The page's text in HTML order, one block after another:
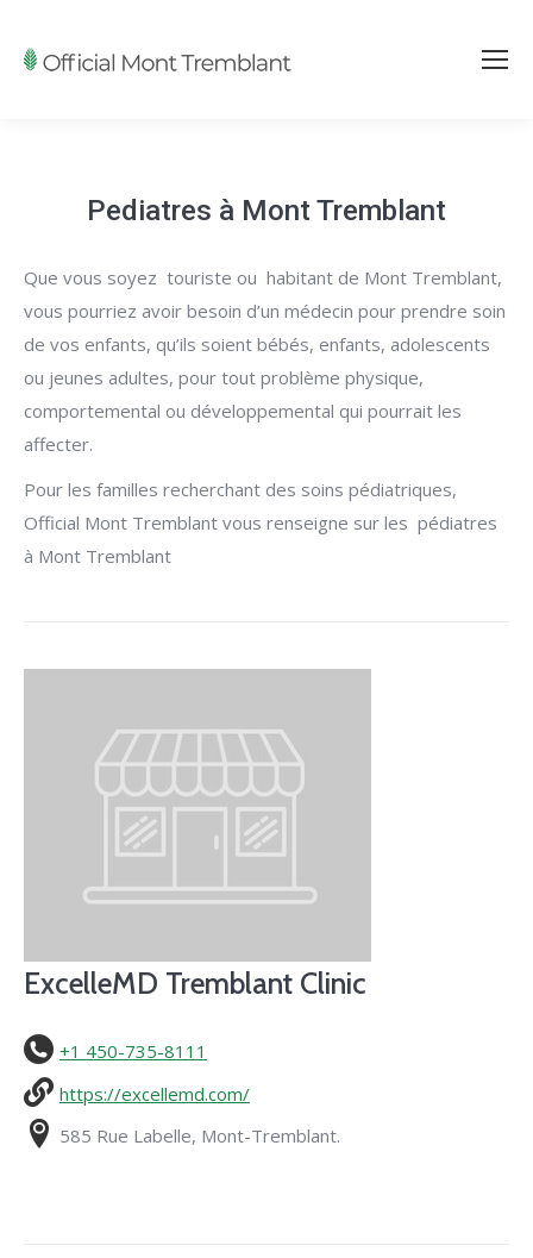
Pediatres à Mont Tremblant
Que vous soyez touriste ou habitant de Mont Tremblant,
vous pourriez avoir besoin d’un médecin pour prendre soin
de vos enfants, qu’ils soient bébés, enfants, adolescents
ou jeunes adultes, pour tout problème physique,
comportemental ou développemental qui pourrait les
affecter.
Pour les familles recherchant des soins pédiatriques,
Official Mont Tremblant vous renseigne sur les pédiatres
à Mont Tremblant
ExcelleMD Tremblant Clinic
+1 450-735-8111
https://excellemd.com/
585 Rue Labelle, Mont-Tremblant.